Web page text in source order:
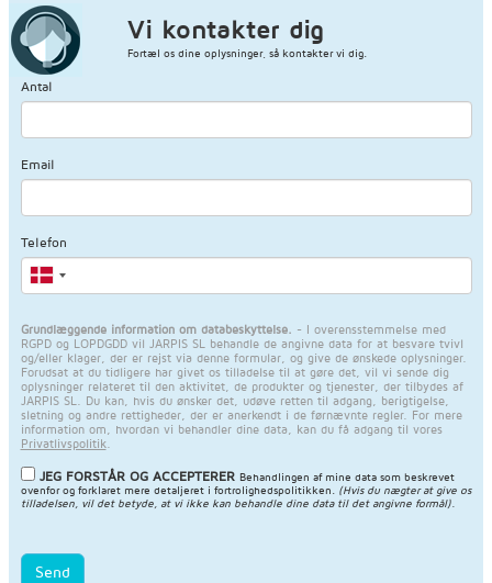
Vi kontakter dig
Fortæl os dine oplysninger, så kontakter vi dig.
Antal
Email
Telefon
Grundlæggende information om databeskyttelse. - I overensstemmelse med
RGPD og LOPDGDD vil JARPIS SL behandle de angivne data for at besvare tvivl
og/eller klager, der er rejst via denne formular, og give de ønskede oplysninger.
Forudsat at du tidligere har givet os tilladelse til at gøre det, vil vi sende dig
oplysninger relateret til den aktivitet, de produkter og tjenester, der tilbydes af
JARPIS SL. Du kan, hvis du ønsker det, udøve retten til adgang, berigtigelse,
sletning og andre rettigheder, der er anerkendt i de førnævnte regler. For mere
information om, hvordan vi behandler dine data, kan du få adgang til vores
Privatlivspolitik.
JEG FORSTÅR OG ACCEPTERER Behandlingen af mine data som beskrevet
ovenfor og forklaret mere detaljeret i fortrolighedspolitikken
(Hvis du nægter at give os
tilladelsen, vil det betyde, at vi ikke kan behandle dine data til det angivne formål).
Send